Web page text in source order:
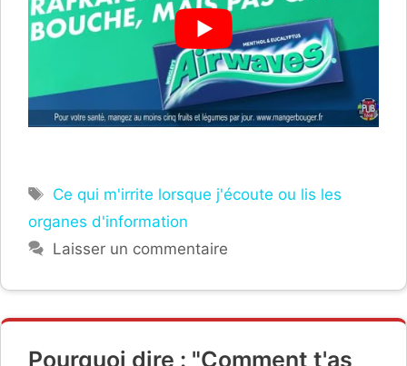
Étiquettes
Ce qui m'irrite lorsque j'écoute ou lis les
organes d'information
Laisser un commentaire
Pourquoi dire : "Comment t'as